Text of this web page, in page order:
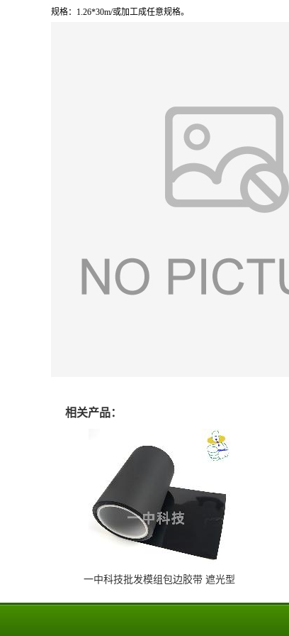
规格：1.26*30m/或加工成任意规格。
相关产品：
一中科技批发模组包边胶带 遮光型